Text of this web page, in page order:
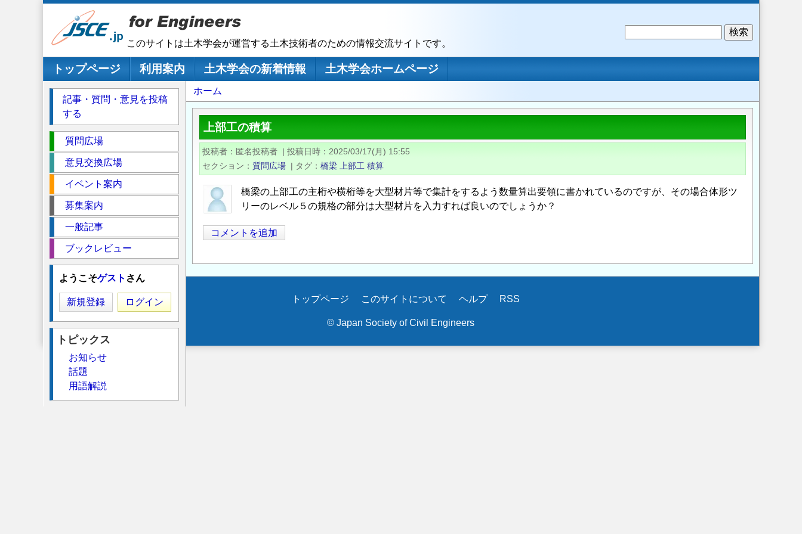
このサイトは土木学会が運営する土木技術者のための情報交流サイトです。
メインナビゲーション
トップページ 利用案内 土木学会の新着情報
土木学会ホームページ
パ
ン
ず
ホーム
上部工の積算
投稿者 匿名投稿者 | 投稿日時
2025/03/17(月) 15:55
セクション
質問広場 | タグ 橋梁 上部工 積算
橋梁の上部工の主桁や横桁等を大型材片等で集計をするよう数量算出要領に書かれているのですが、その場合体形ツ
リーのレベル５の規格の部分は大型材片を入力すれば良いのでしょうか？
コメントを追加
記事・質問・意見を投稿
する
ク
シ
質問広場
意見交換広場
イベント案内
募集案内
一般記事
ブックレビュー
ようこそゲスト さん
新規登録 ログイン
トピックス
お知らせ
話題
用語解説
Secondary
トップページ このサイトについて ヘルプ RSS
© Japan Society of Civil Engineers